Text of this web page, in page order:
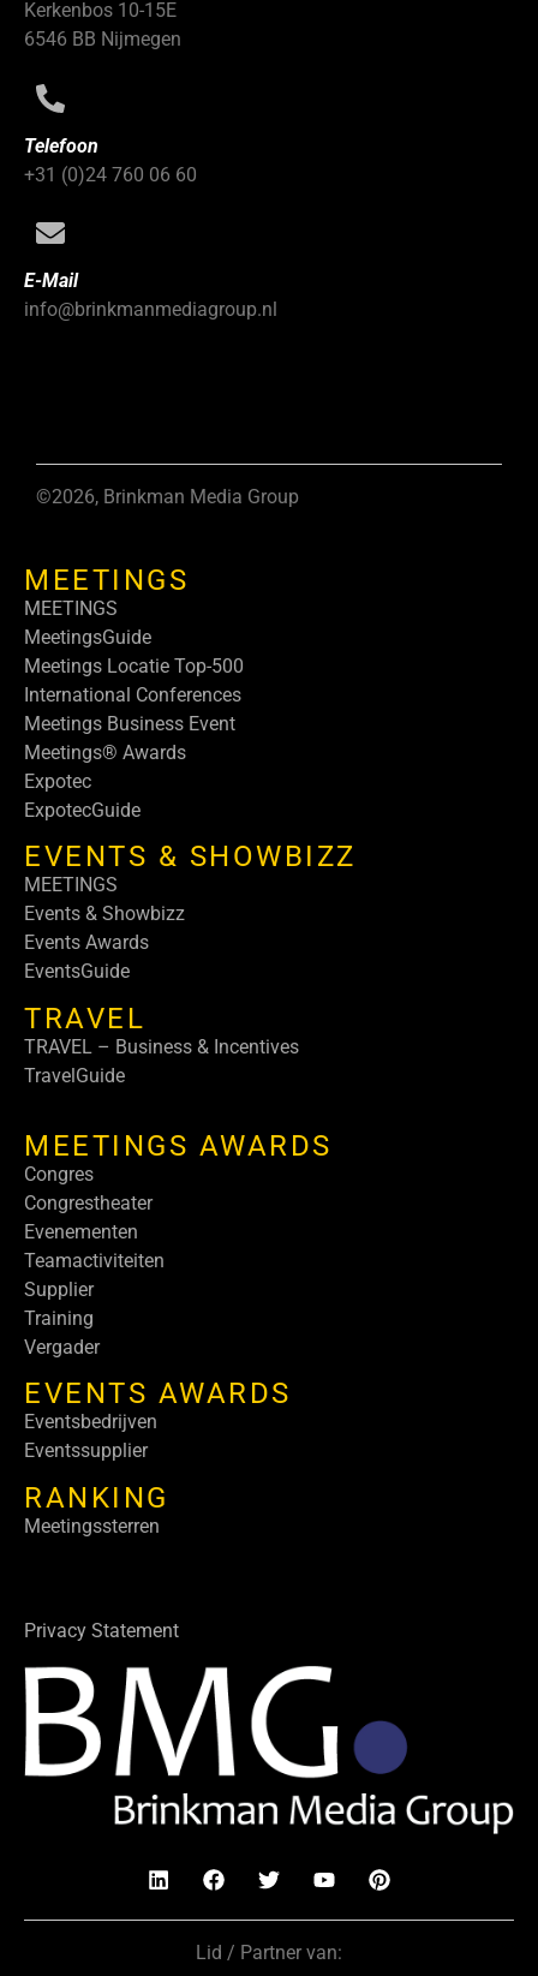
Kerkenbos 10-15E
6546 BB Nijmegen
Telefoon
+31 (0)24 760 06 60
E-Mail
info@brinkmanmediagroup.nl
©2026, Brinkman Media Group
MEETINGS
MEETINGS
MeetingsGuide
Meetings Locatie Top-500
International Conferences
Meetings Business Event
Meetings® Awards
Expotec
ExpotecGuide
EVENTS & SHOWBIZZ
MEETINGS
Events & Showbizz
Events Awards
EventsGuide
TRAVEL
TRAVEL – Business & Incentives
TravelGuide
MEETINGS AWARDS
Congres
Congrestheater
Evenementen
Teamactiviteiten
Supplier
Training
Vergader
EVENTS AWARDS
Eventsbedrijven
Eventssupplier
RANKING
Meetingssterren
Privacy Statement
Lid / Partner van: